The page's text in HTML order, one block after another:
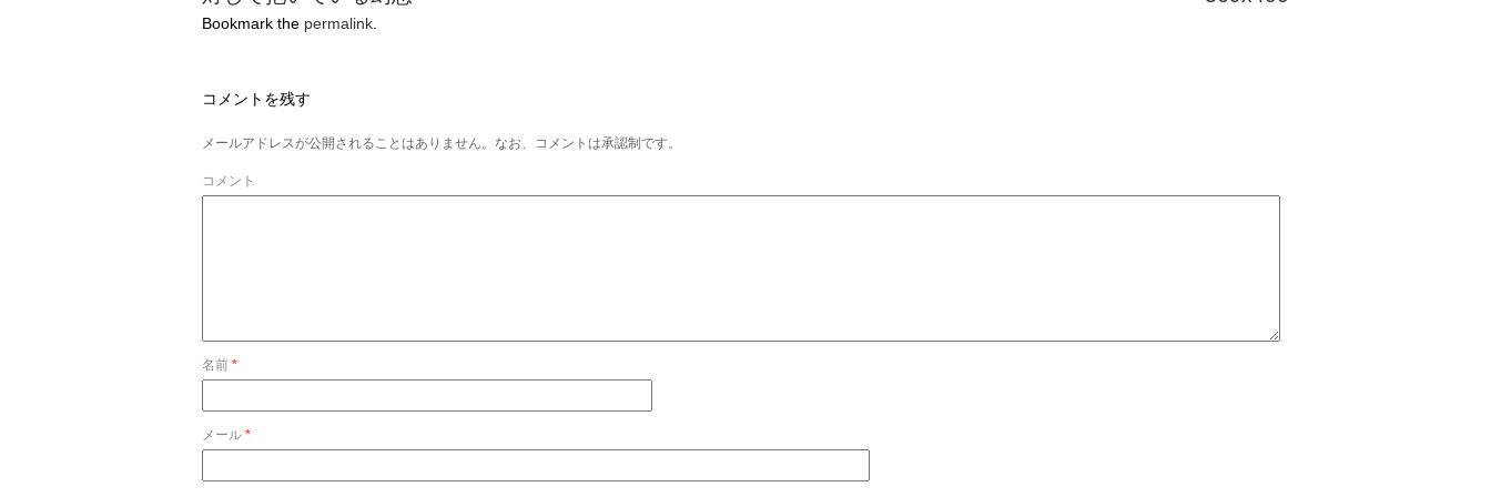
Bookmark the permalink
コメントを残す
メールアドレスが公開されることはありません。なお、コメントは承認制です。
コメント
名前 *
メール *